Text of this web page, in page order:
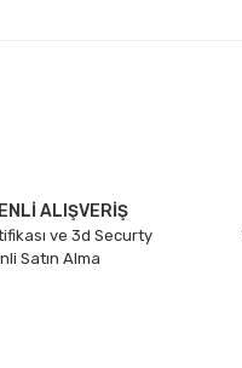
ALIŞVERİŞ
ve 3d Securty
Satın Alma